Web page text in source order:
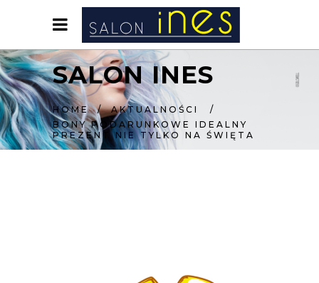
SALON INES
HOME/AKTUALNOŚCI
/
BONY PODARUNKOWE IDEALNY
PREZENT NIE TYLKO NA ŚWIĘTA